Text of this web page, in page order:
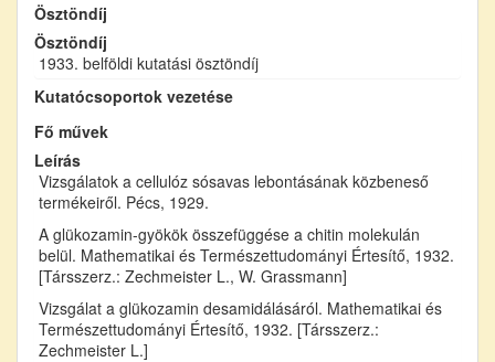
Ösztöndíj
Ösztöndíj
1933. belföldi kutatási ösztöndíj
Kutatócsoportok vezetése
Fő művek
Leírás
Vizsgálatok a cellulóz sósavas lebontásának közbeneső
termékeiről. Pécs, 1929.
A glükozamin-gyökök összefüggése a chitin molekulán
belül. Mathematikai és Természettudományi Értesítő, 1932.
[Társszerz.: Zechmeister L., W. Grassmann]
Vizsgálat a glükozamin desamidálásáról. Mathematikai és
Természettudományi Értesítő, 1932. [Társszerz.:
Zechmeister L.]